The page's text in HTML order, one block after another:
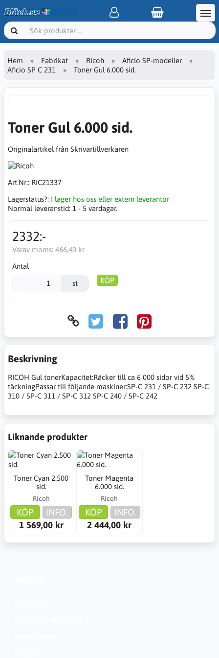
Hem Fabrikat Ricoh
Aficio SP-modeller
Aficio SP C 231
Toner Gul 6.000 sid.
Toner Gul 6.000 sid.
Originalartikel från Skrivartillverkaren
Art.Nr:: RIC21337
Lagerstatus?: I lager hos oss eller extern leverantör
Normal leveranstid: 1 - 5 vardagar.
2332:-
Varav moms: 466,40 kr
Antal
st KÖP
Beskrivning
RICOH Gul tonerKapacitet:Räcker till ca 6 000 sidor vid 5%
täckningPassar till följande maskiner:SP-C 231 / SP-C 232 SP-C
310 / SP-C 311 / SP-C 312 SP-C 240 / SP-C 242
Liknande produkter
Toner Cyan 2.500
sid.
Ricoh
KÖP
INFO.
1 569,00 kr
Toner Magenta
6.000 sid.
Ricoh
KÖP
INFO.
2 444,00 kr